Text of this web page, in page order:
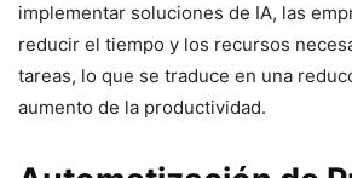
implementar soluciones de IA, las
reducir el tiempo y los recursos
tareas, lo que se traduce en una
aumento de la productividad.